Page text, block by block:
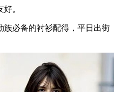
。
必备的衬衫配得，平日出街